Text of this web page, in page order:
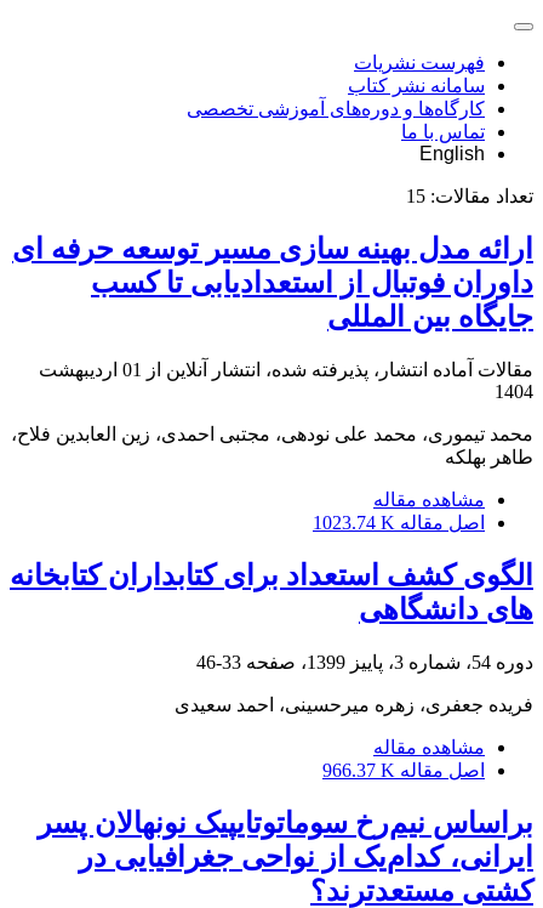
فهرست نشریات
سامانه نشر کتاب
کارگاه‌ها و دوره‌های آموزشی تخصصی
تماس با ما
English
تعداد مقالات: 15
ارائه مدل بهینه سازی مسیر توسعه حرفه ای
داوران فوتبال از استعدادیابی تا کسب
جایگاه بین المللی
مقالات آماده انتشار، پذیرفته شده، انتشار آنلاین از
01 اردیبهشت
1404
محمد تیموری، محمد علی نودهی، مجتبی احمدی، زین العابدین فلاح،
طاهر بهلکه
مشاهده مقاله
اصل مقاله 1023.74 K
الگوی کشف استعداد برای کتابداران کتابخانه
های دانشگاهی
دوره 54، شماره 3، پاییز 1399، صفحه 33-46
فریده جعفری، زهره میرحسینی، احمد سعیدی
مشاهده مقاله
اصل مقاله 966.37 K
براساس نیم‌رخ سوماتوتایپیک نونهالان پسر
ایرانی، کدام‌یک از نواحی جغرافیایی در
کشتی مستعدترند؟